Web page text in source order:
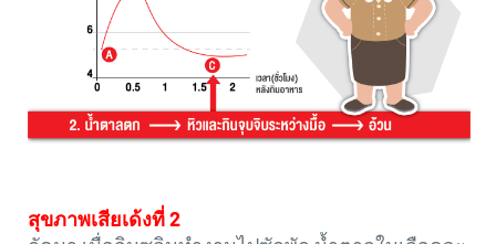
สุขภาพเสียเด้งที่ 2